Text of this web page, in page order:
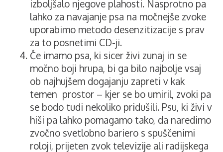
izboljšalo njegove plahosti. Nasprotno pa
lahko za navajanje psa na močnejše zvoke
uporabimo metodo desenzitizacije s prav
za to posnetimi CD-ji.
Če imamo psa, ki sicer živi zunaj in se
močno boji hrupa, bi ga bilo najbolje vsaj
ob najhujšem dogajanju zapreti v kak
temen prostor – kjer se bo umiril, zvoki pa
se bodo tudi nekoliko pridušili. Psu, ki živi v
hiši pa lahko pomagamo tako, da naredimo
zvočno svetlobno bariero s spuščenimi
roloji, prijeten zvok televizije ali radijskega